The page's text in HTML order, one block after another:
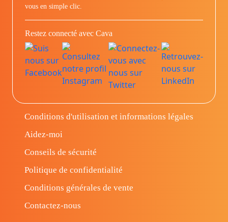
vous en simple clic.
Restez connecté avec Cava
Conditions d'utilisation et informations légales
Aidez-moi
Conseils de sécurité
Politique de confidentialité
Conditions générales de vente
Contactez-nous